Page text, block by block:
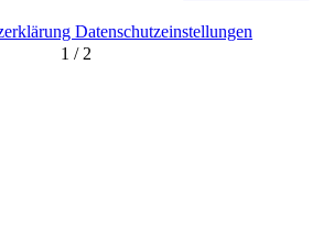
1 / 2
Datenschutzeinstellungen